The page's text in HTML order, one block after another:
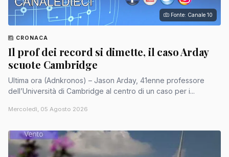
Fonte: Canale 10
CRONACA
Il prof dei record si dimette, il caso Arday
scuote Cambridge
Ultima ora (Adnkronos) – Jason Arday, 41enne professore
dell’Università di Cambridge al centro di un caso per i...
Mercoledì, 05 Agosto 2026